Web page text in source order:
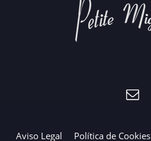
Aviso Legal Política de Cookies